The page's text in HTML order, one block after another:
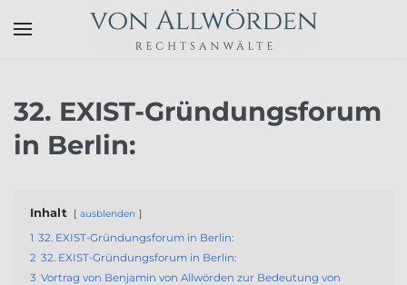
Skip to main content
32. EXIST-Gründungsforum
in Berlin:
Inhalt ausblenden
1 32. EXIST-Gründungsforum in Berlin:
2 32. EXIST-Gründungsforum in Berlin:
3 Vortrag von Benjamin von Allwörden zur Bedeutung von